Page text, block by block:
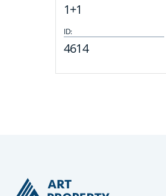
1+1
ID:
4614